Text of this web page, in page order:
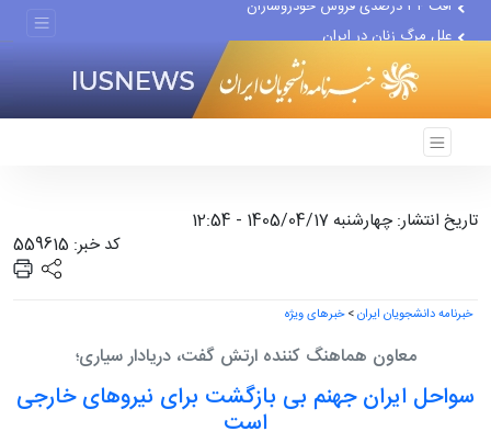
علل مرگ زنان در ایران
تاریخ انتشار: چهارشنبه 1405/04/17 - 12:54
کد خبر: 559615
خبرنامه دانشجویان ایران>خبرهای ویژه
معاون هماهنگ کننده ارتش گفت، دریادار سیاری؛
سواحل ایران جهنم بی بازگشت برای نیروهای خارجی
است